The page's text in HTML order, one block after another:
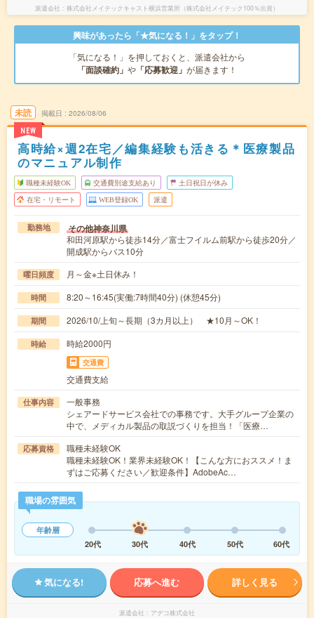
派遣会社 株式会社メイテックキャスト横浜営業所（株式会社メイテック100％出資）
興味があったら「★気になる！」をタップ！
「気になる！」を押しておくと、派遣会社から
「面談確約」 や 「応募歓迎」 が届きます！
未読
NEW
掲載日 2026/08/06
高時給×週2在宅／編集経験も活きる＊医療製品
のマニュアル制作
職種未経験OK 交通費別途支給あり 土日祝日が休み
在宅・リモート WEB登録OK 派遣
勤務地 その他神奈川県
和田河原駅から徒歩14分／富士フイルム前駅から徒歩20分／
開成駅からバス10分
曜日頻度 月～金※土日休み！
時間 8:20～16:45(実働:7時間40分) (休憩45分)
期間 2026/10/上旬～長期（3カ月以上） ★10月～OK！
時給 時給2000円
交通費
交通費支給
仕事内容
一般事務
シェアードサービス会社での事務です。大手グループ企業の
中で、メディカル製品の取説づくりを担当！「医療…
応募資格
職種未経験OK
職種未経験OK！業界未経験OK！【こんな方におススメ！ま
ずはご応募ください／歓迎条件】AdobeAc…
職場の雰囲気
年齢層
20代
30代 40代 50代 60代
気になる! 応募へ進む 詳しく見る
派遣会社 アデコ株式会社